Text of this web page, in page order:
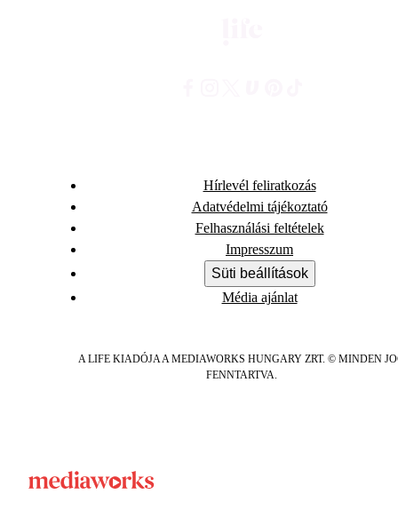
Hírlevél feliratkozás
Adatvédelmi tájékoztató
Felhasználási feltételek
Impresszum
Süti beállítások
Média ajánlat
A LIFE KIADÓJA A MEDIAWORKS HUNGARY ZRT. © MINDEN
FENNTARTVA.